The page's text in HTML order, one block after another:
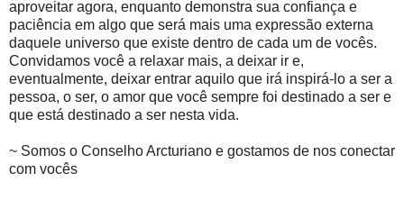
aproveitar agora, enquanto demonstra sua confiança e
paciência em algo que será mais uma expressão externa
daquele universo que existe dentro de cada um de vocês.
Convidamos você a relaxar mais, a deixar ir e,
eventualmente, deixar entrar aquilo que irá inspirá-lo a ser a
pessoa, o ser, o amor que você sempre foi destinado a ser e
que está destinado a ser nesta vida.
~ Somos o Conselho Arcturiano e gostamos de nos conectar
com vocês